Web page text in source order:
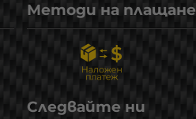
Методи на плащане
Следвайте ни